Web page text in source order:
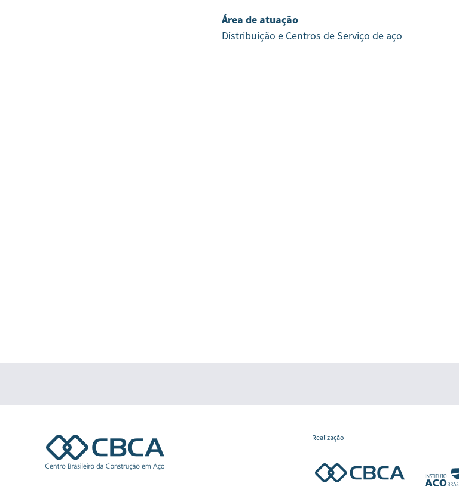
Área de atuação
Distribuição e Centros de Serviço de aço
Realização